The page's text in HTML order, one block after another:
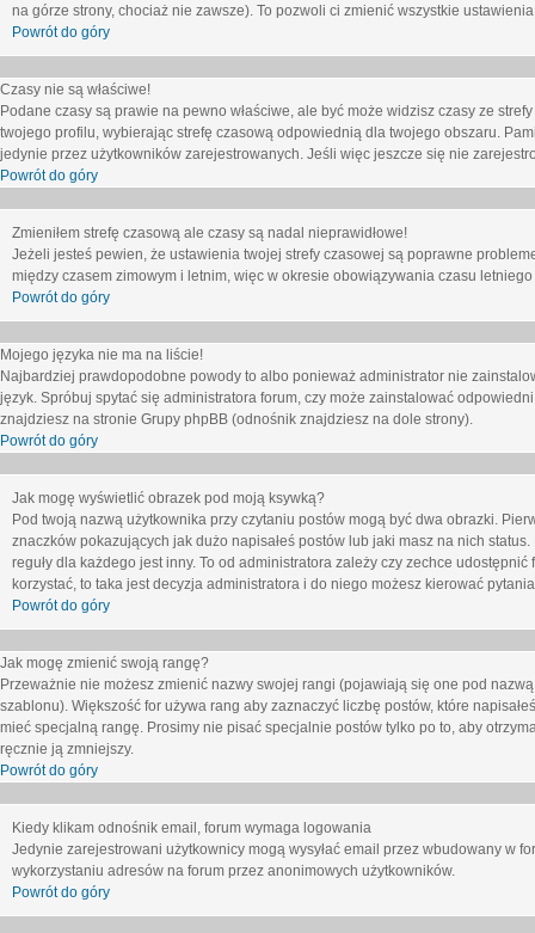
na górze strony, chociaż nie zawsze). To pozwoli ci zmienić wszystkie
Powrót do góry
Czasy nie są właściwe!
Podane czasy są prawie na pewno właściwe, ale być może widzisz czasy ze
twojego profilu, wybierając strefę czasową odpowiednią dla twojego obszaru.
jedynie przez użytkowników zarejestrowanych. Jeśli więc jeszcze się nie
Powrót do góry
Zmieniłem strefę czasową ale czasy są nadal nieprawidłowe!
Jeżeli jesteś pewien, że ustawienia twojej strefy czasowej są poprawne
między czasem zimowym i letnim, więc w okresie obowiązywania czasu
Powrót do góry
Mojego języka nie ma na liście!
Najbardziej prawdopodobne powody to albo ponieważ administrator nie
język. Spróbuj spytać się administratora forum, czy może zainstalować
znajdziesz na stronie Grupy phpBB (odnośnik znajdziesz na dole strony).
Powrót do góry
Jak mogę wyświetlić obrazek pod moją ksywką?
Pod twoją nazwą użytkownika przy czytaniu postów mogą być dwa obrazki.
znaczków pokazujących jak dużo napisałeś postów lub jaki masz na nich
reguły dla każdego jest inny. To od administratora zależy czy zechce
korzystać, to taka jest decyzja administratora i do niego możesz kierować
Powrót do góry
Jak mogę zmienić swoją rangę?
Przeważnie nie możesz zmienić nazwy swojej rangi (pojawiają się one pod
szablonu). Większość for używa rang aby zaznaczyć liczbę postów, które
mieć specjalną rangę. Prosimy nie pisać specjalnie postów tylko po to, aby
ręcznie ją zmniejszy.
Powrót do góry
Kiedy klikam odnośnik email, forum wymaga logowania
Jedynie zarejestrowani użytkownicy mogą wysyłać email przez wbudowany w
wykorzystaniu adresów na forum przez anonimowych użytkowników.
Powrót do góry